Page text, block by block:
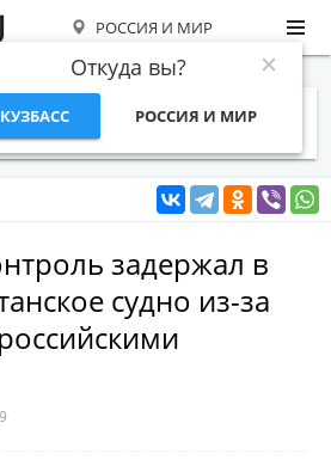
РОССИЯ И МИР
Откуда вы?
КУЗБАСС РОССИЯ И МИР
ТЕМЫ ФОТО
задержал в
судно из-за